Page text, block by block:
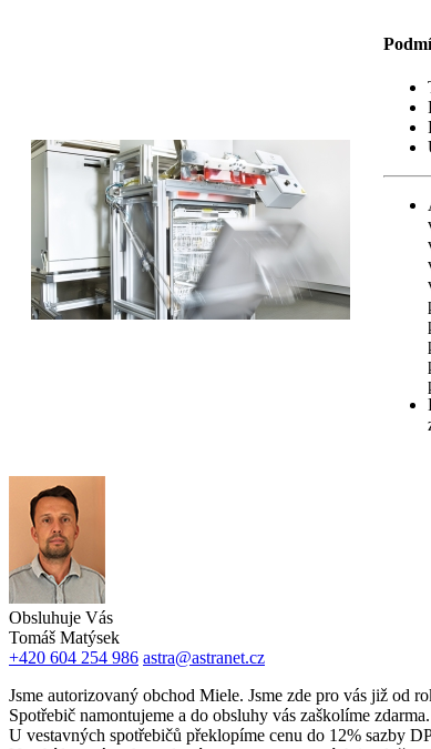
Obsluhuje Vás
Tomáš Matýsek
+420 604 254 986 astra@astranet.cz
Jsme autorizovaný obchod Miele. Jsme zde pro vás již od
Spotřebič namontujeme a do obsluhy vás zaškolíme zdarma.
U vestavných spotřebičů překlopíme cenu do 12% sazby